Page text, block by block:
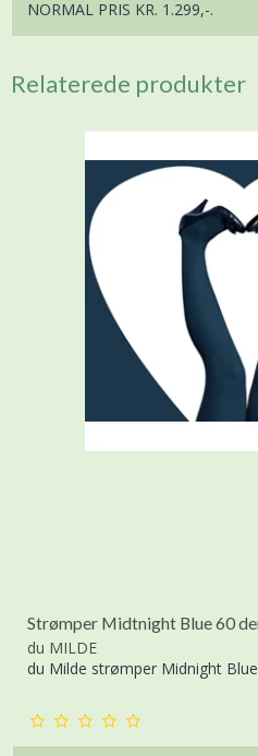
NORMAL PRIS KR. 1.299,-.
Relaterede produkter
Strømper Midtnight Blue 60
du MILDE
du Milde strømper Midnight Blue